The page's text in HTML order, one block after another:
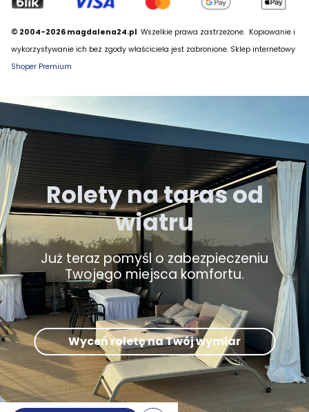
© 2004-2026 magdalena24.pl Wszelkie prawa zastrzeżone. Kopiowanie i
wykorzystywanie ich bez zgody właściciela jest zabronione. Sklep internetowy
Shoper Premium
Rolety na taras od
wiatru
Już teraz pomyśl o zabezpieczeniu
Twojego miejsca komfortu.
Wyceń roletę na Twój wymiar